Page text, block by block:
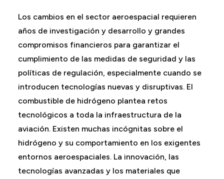
Los cambios en el sector aeroespacial requieren
años de investigación y desarrollo y grandes
compromisos financieros para garantizar el
cumplimiento de las medidas de seguridad y las
políticas de regulación, especialmente cuando se
introducen tecnologías nuevas y disruptivas. El
combustible de hidrógeno plantea retos
tecnológicos a toda la infraestructura de la
aviación. Existen muchas incógnitas sobre el
hidrógeno y su comportamiento en los exigentes
entornos aeroespaciales. La innovación, las
tecnologías avanzadas y los materiales que